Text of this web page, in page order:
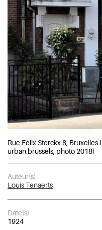
Rue Félix Sterckx 8,
urban.brussels, photo 2018)
Auteur(s)
Louis Tenaerts
Date(s)
1924